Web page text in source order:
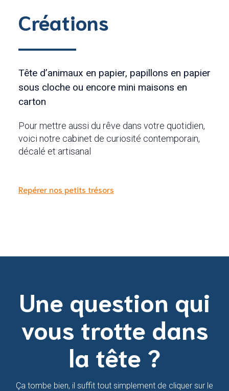
Créations
Tête d’animaux en papier, papillons en papier
sous cloche ou encore mini maisons en
carton
Pour mettre aussi du rêve dans votre quotidien,
voici notre cabinet de curiosité contemporain,
décalé et artisanal
Repérer nos petits trésors
Une question qui
vous trotte dans
la tête ?
Ça tombe bien, il suffit tout simplement de cliquer sur le